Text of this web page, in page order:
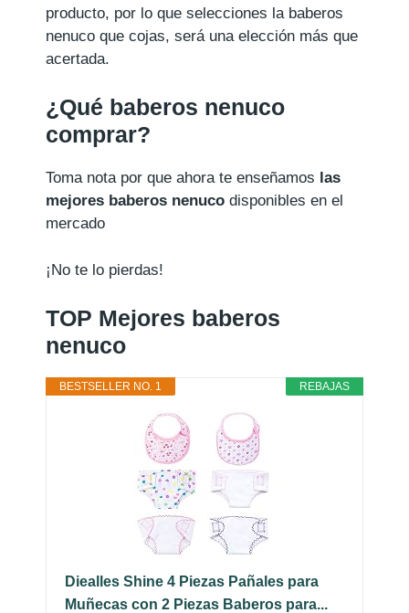
producto, por lo que selecciones la baberos
nenuco que cojas, será una elección más que
acertada.
¿Qué baberos nenuco
comprar?
Toma nota por que ahora te enseñamos las
mejores baberos nenuco disponibles en el
mercado
¡No te lo pierdas!
TOP Mejores baberos
nenuco
REBAJAS
BESTSELLER NO. 1
Diealles Shine 4 Piezas Pañales para
Muñecas con 2 Piezas Baberos para...